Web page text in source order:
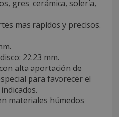
gres, cerámica, solería,
mas rapidos y precisos.
22.23 mm.
alta aportación de
para favorecer el
materiales húmedos